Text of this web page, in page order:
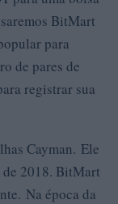
BitMart
para
de pares de
registrar sua
Cayman. Ele
2018. BitMart
Na época da